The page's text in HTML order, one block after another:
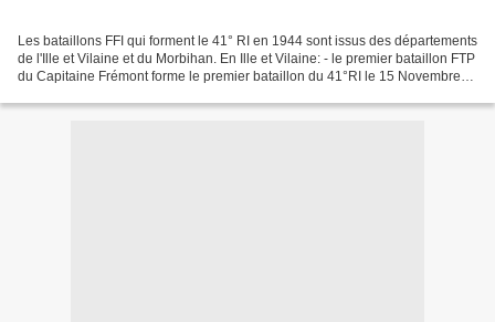
Les bataillons FFI qui forment le 41° RI en 1944 sont issus des départements
de l'Ille et Vilaine et du Morbihan. En Ille et Vilaine: - le premier bataillon FTP
du Capitaine Frémont forme le premier bataillon du 41°RI le 15 Novembre